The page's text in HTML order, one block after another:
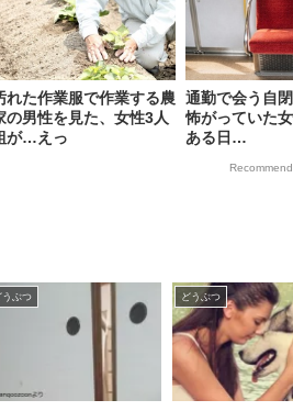
れた作業服で作業する農
の男性を見た、女性3人
が…えっ
通勤で会う自
怖がっていた女
ある日…
うぶつ どうぶつ